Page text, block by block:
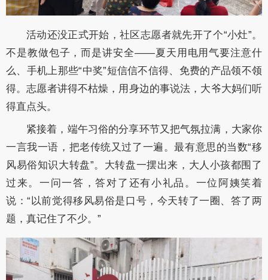
活动还没正式开始，社区志愿者就先开了个“小灶”。
不是教做包子，而是讲安全——夏天用电用气要注意什
么、手机上那些“中奖”短信信不信得、免费的产品领不领
得。志愿者讲得不枯燥，用身边的事说法，大爷大妈们听
得直点头。
紧接着，端午习俗的分享环节又把气氛拉满，大家你
一言我一语，把老传统又过了一遍。最有意思的当数“移
风易俗知识大转盘”。大转盘一摆出来，大人小孩都围了
过来。一问一答，答对了还有小礼品。一位阿姨笑着
说：“以前觉得移风易俗是口号，今天转了一圈、答了两
题，真记住了不少。”